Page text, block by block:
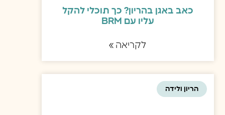
כאב באגן בהריון? כך תוכלי להקל
עליו עם BRM
לקריאה »
הריון ולידה